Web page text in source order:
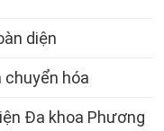
diện
chuyển hóa
Đa khoa Phương